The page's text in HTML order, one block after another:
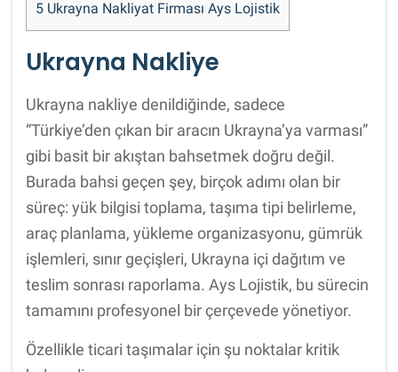
5 Ukrayna Nakliyat Firması Ays Lojistik
Ukrayna Nakliye
Ukrayna nakliye denildiğinde, sadece
“Türkiye’den çıkan bir aracın Ukrayna’ya varması”
gibi basit bir akıştan bahsetmek doğru değil.
Burada bahsi geçen şey, birçok adımı olan bir
süreç: yük bilgisi toplama, taşıma tipi belirleme,
araç planlama, yükleme organizasyonu, gümrük
işlemleri, sınır geçişleri, Ukrayna içi dağıtım ve
teslim sonrası raporlama. Ays Lojistik, bu sürecin
tamamını profesyonel bir çerçevede yönetiyor.
Özellikle ticari taşımalar için şu noktalar kritik